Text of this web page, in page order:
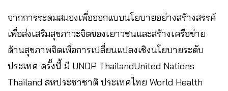
จากการระดมสมองเพื่อออกแบบนโยบายอย่างสร้างสรรค์
เพื่อส่งเสริมสุขภาวะจิตของเยาวชนและสร้างเครือข่าย
ด้านสุขภาพจิตเพื่อการเปลี่ยนแปลงเชิงนโยบายระดับ
ประเทศ ครั้งนี้ มี UNDP ThailandUnited Nations
Thailand สหประชาชาติ ประเทศไทย World Health